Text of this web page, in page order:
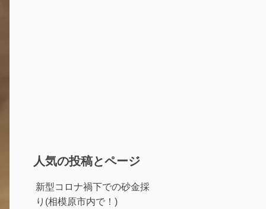
人気の投稿とページ
新型コロナ禍下での砂金採
り(相模原市内で！)